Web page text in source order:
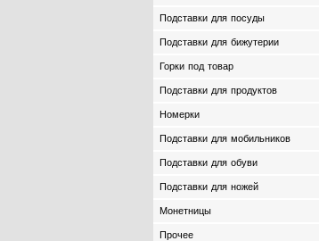
Подставки для посуды
Подставки для бижутерии
Горки под товар
Подставки для продуктов
Номерки
Подставки для мобильников
Подставки для обуви
Подставки для ножей
Монетницы
Прочее